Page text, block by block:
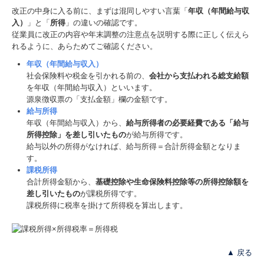
改正の中身に入る前に、まずは混同しやすい言葉「年収（年間給与収
入）
」と「所得」の違いの確認です。
従業員に改正の内容や年末調整の注意点を説明する際に正しく伝えら
れるように、あらためてご確認ください。
年収（年間給与収入）
社会保険料や税金を引かれる前の、 会社から支払われる総支給額
を年収（年間給与収入）といいます。
源泉徴収票の「支払金額」欄の金額です。
給与所得
年収（年間給与収入）から、 給与所得者の必要経費である「給与
所得控除」を差し引いたものが給与所得です。
給与以外の所得がなければ、給与所得＝合計所得金額となりま
す。
課税所得
合計所得金額から、 基礎控除や生命保険料控除等の所得控除額を
差し引いたものが課税所得です。
課税所得に税率を掛けて所得税を算出します。
▲ 戻る